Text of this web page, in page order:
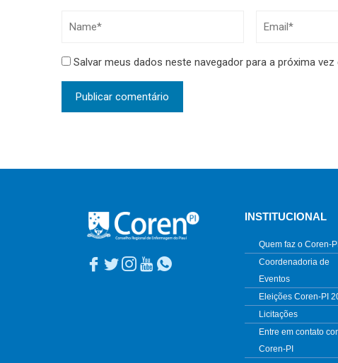
Salvar meus dados neste navegador para a próxima vez
INSTITUCIONAL
Quem faz o Coren-PI
Coordenadoria de
Eventos
Eleições Coren-PI
Licitações
Entre em contato
Coren-PI